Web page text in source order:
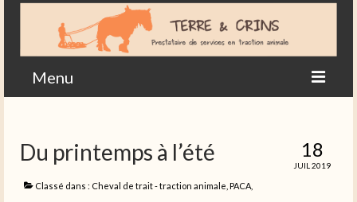
Menu
Actualités en images
Agriculture
18
JUIL 2019
Du printemps à l’été
Classé dans : Cheval de trait - traction animale PACA